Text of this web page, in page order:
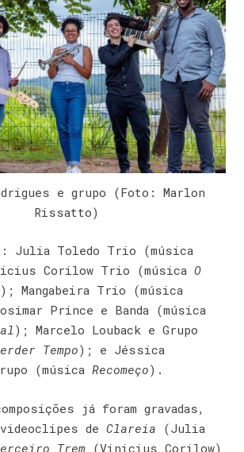
e grupo (Foto: Marlon
Rissatto)
Julia Toledo Trio (música
Corilow Trio (músicaO
); Mangabeira Trio (música
Prince e Banda (música
); Marcelo Louback e Grupo
Tempo); e Jéssica
(músicaRecomeço).
já foram gravadas,
videoclipes deClareia (Julia
Trem (Vinicius Corilow)